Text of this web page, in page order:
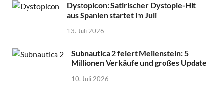
Dystopicon: Satirischer Dystopie-Hit
aus Spanien startet im Juli
13. Juli 2026
Subnautica 2 feiert Meilenstein: 5
Millionen Verkäufe und großes Update
10. Juli 2026